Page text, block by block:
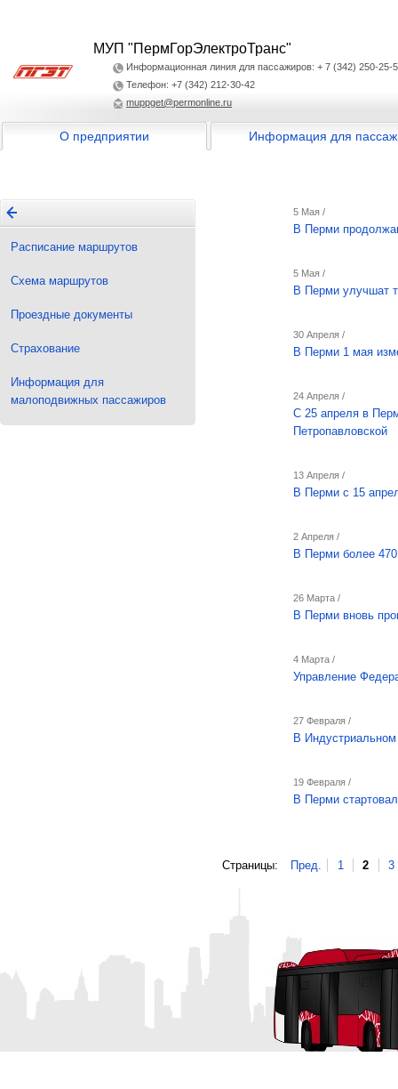
МУП "ПермГорЭлектроТранс"
Информационная линия для пассажиров: + 7 (342) 250-25-
Телефон: +7 (342) 212-30-42
muppget@permonline.ru
О предприятии Информация для
Расписание маршрутов
Схема маршрутов
Проездные документы
Страхование
Информация для
малоподвижных пассажиров
5 Мая /
В Перми
5 Мая /
В Перми улучшат
30 Апреля /
В Перми 1 мая
24 Апреля /
С 25 апреля в
Петропавловской
13 Апреля /
В Перми с 15
2 Апреля /
В Перми более 470
26 Марта /
В Перми вновь
4 Марта /
Управление
27 Февраля /
В
19 Февраля /
В Перми
Страницы: Пред. 1 2 3